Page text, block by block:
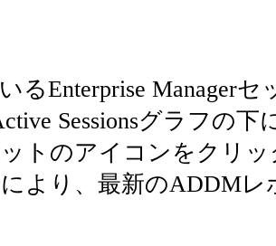
るEnterprise Manager
Sessionsグラフの
トのアイコンをクリ
より、最新のADDMレ